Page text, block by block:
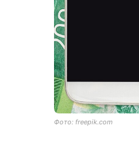
Фото: freepik.com